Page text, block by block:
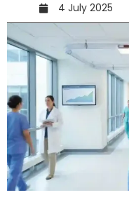
4 July 2025